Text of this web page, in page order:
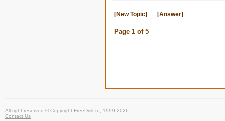
[New Topic] [Answer]
Page 1 of 5
All right reserved © Copyright FreeDisk.ru, 1999-2026
Contact Us